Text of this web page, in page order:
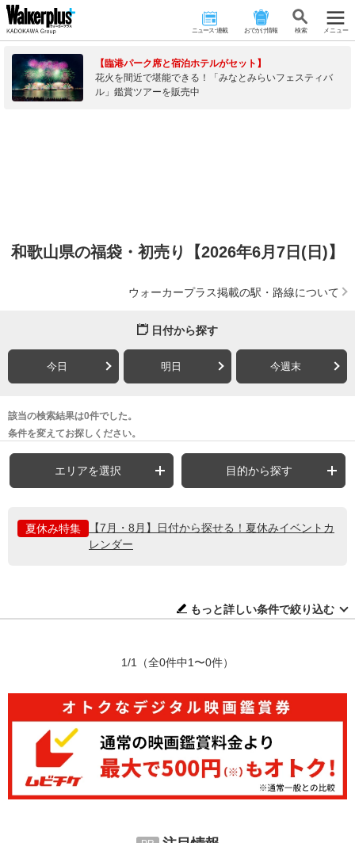
ニュース･連載 おでかけ情報 検 索 メニュー
【臨港パーク席と宿泊ホテルがセット】
花火を間近で堪能できる！「みなとみらいフェスティバ
ル」鑑賞ツアーを販売中
和歌山県の福袋・初売り【2026年6月7日(日)】
ウォーカープラス掲載の駅・路線について
日付から探す
今日 明日 今週末
該当の検索結果は0件でした。
条件を変えてお探しください。
エリアを選択 目的から探す
夏休み特集
【7月・8月】日付から探せる！夏休みイベントカ
レンダー
もっと詳しい条件で絞り込む
1/1 （全0件中1〜0件）